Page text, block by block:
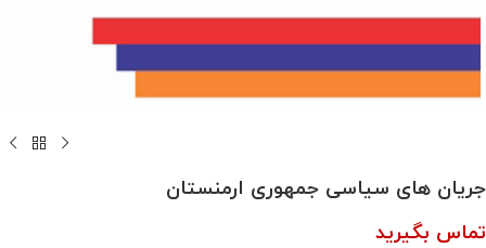
جریان­ های سیاسی جمهوری ارمنستان
تماس بگیرید